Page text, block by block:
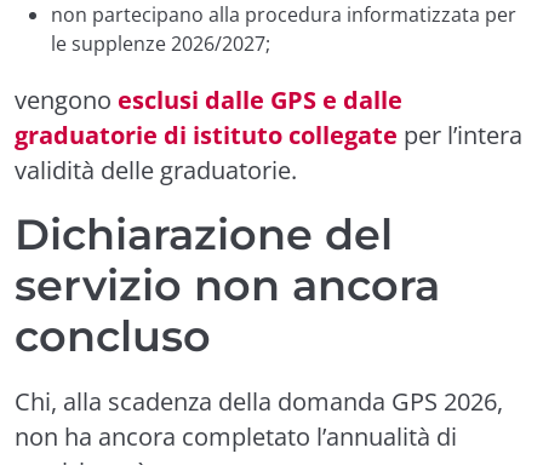
non partecipano alla procedura informatizzata per
le supplenze 2026/2027;
vengono esclusi dalle GPS e dalle
graduatorie di istituto collegate per l’intera
validità delle graduatorie.
Dichiarazione del
servizio non ancora
concluso
Chi, alla scadenza della domanda GPS 2026,
non ha ancora completato l’annualità di